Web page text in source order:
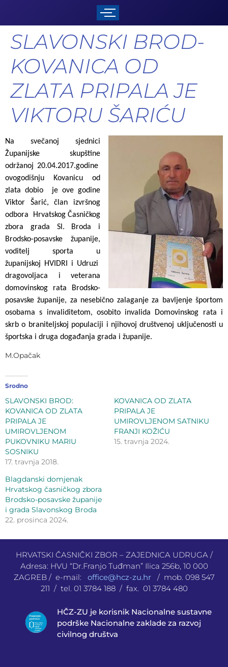
SLAVONSKI BROD-
KOVANICA OD
ZLATA PRIPALA JE
VIKTORU ŠARIĆU
Na svečanoj sjednici
Županijske skupštine
održanoj 20.04.2017.godine
ovogodišnju Kovanicu od
zlata dobio je ove godine
Viktor Šarić, član izvršnog
odbora
Hrvatskog Časničkog
zbora grada Sl. Broda i
Brodsko-posavske županije,
voditelj sporta u
županijskoj HVIDRI i Udruzi
dragovoljaca i veterana
domovinskog rata Brodsko-
posavske županije, za nesebično zalaganje za bavljenje športom
osobama s invaliditetom, osobito invalida Domovinskog rata i
skrb o braniteljskoj populaciji i njihovoj društvenoj uključenosti u
športska i druga događanja grada i županije.
M.Opačak
Srodno
SLAVONSKI BROD:
KOVANICA OD ZLATA
PRIPALA JE
UMIROVLJENOM
PUKOVNIKU MARIU
SOSNIKU
17. travnja 2018.
KOVANICA OD ZLATA
PRIPALA JE
UMIROVLJENOM SATNIKU
FRANJI KOŽIĆU
15. travnja 2024.
Blagdanski domjenak
Hrvatskog časničkog zbora
Brodsko-posavske županije
i grada Slavonskog Broda
22. prosinca 2024.
HRVATSKI ČASNIČKI ZBOR – ZAJEDNICA UDRUGA /
Adresa: HVU “Dr.Franjo Tuđman” Ilica 256b, 10 000
ZAGREB / e-mail: office@hcz-zu.hr
/ mob. 098 547
211 / tel. 01 3784 188 / fax. 01 3784 480
HČZ-ZU je korisnik Nacionalne sustavne
podrške Nacionalne zaklade za razvoj
civilnog društva